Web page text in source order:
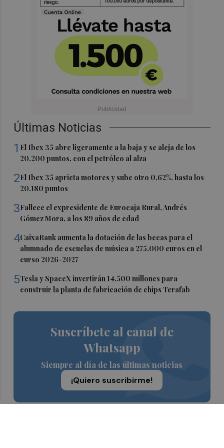
Últimas Noticias
1 El Ibex 35 abre ligeramente a la baja y se aleja de los
20.200 puntos, con el petróleo al alza
2El Ibex 35 aprieta motores y sube otro 0,62%, hasta los
20.180 puntos
3Fallece el expresidente de Eurocaja Rural, Andrés
Gómez Mora, a los 89 años de edad
4CaixaBank aumenta la dotación de las becas para el
alumnado de escuelas de música a 275.000 euros en el
curso 2026-2027
5Tesla y SpaceX invertirán 14.500 millones para
construir la planta de fabricación de chips Terafab
Suscríbete al canal de
Whatsapp
Siempre al día de las últimas noticias
¡Quiero suscribirme!